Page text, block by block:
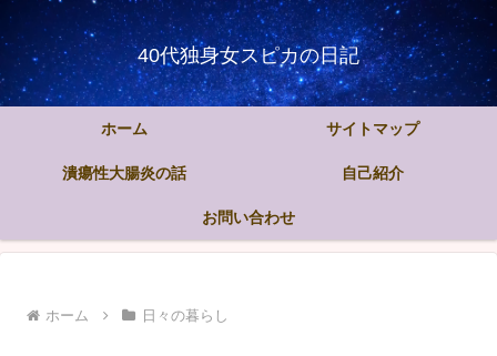
40代独身女スピカの日記
ホーム サイトマップ
潰瘍性大腸炎の話 自己紹介
お問い合わせ
ホーム 日々の暮らし